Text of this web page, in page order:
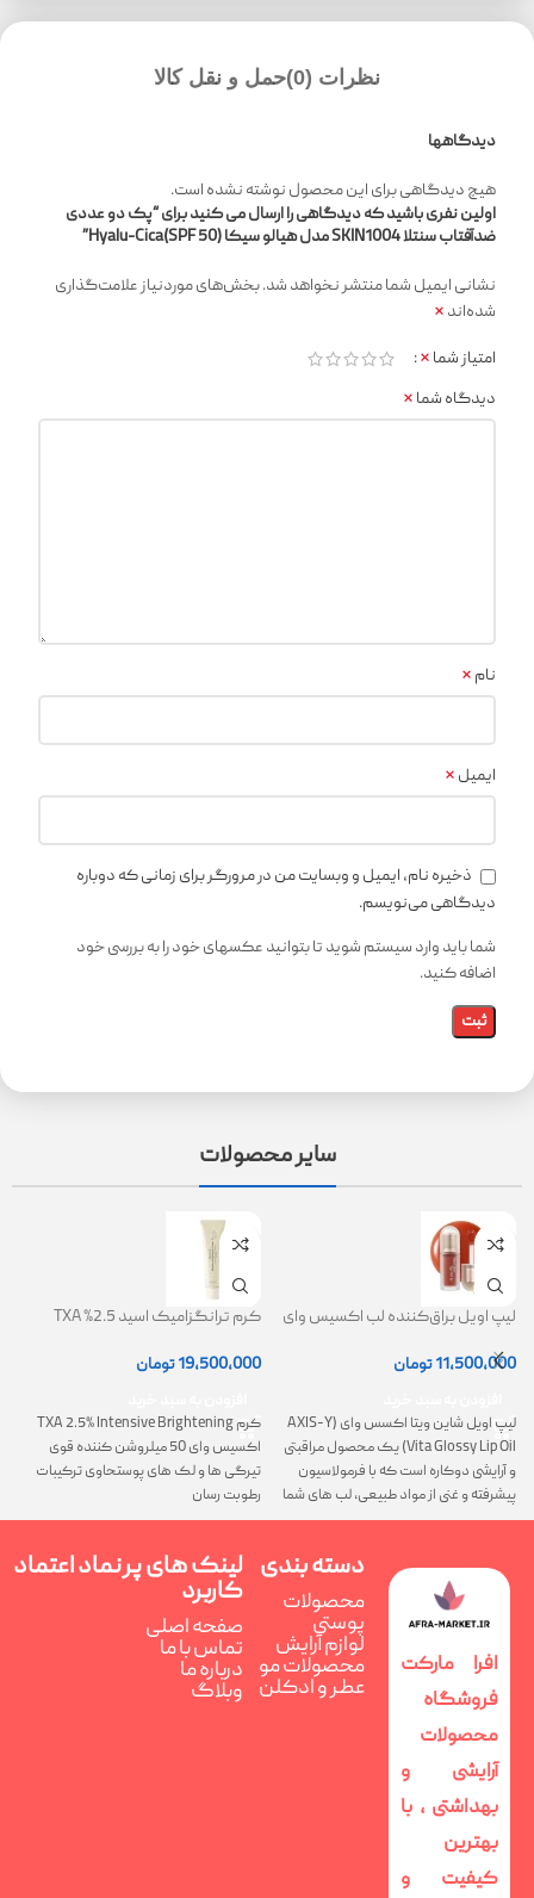
نظرات (0) حمل و نقل کالا
دیدگاهها
هیچ دیدگاهی برای این محصول نوشته نشده است.
اولین نفری باشید که دیدگاهی را ارسال می کنید برای “پک دو عددی
ضدآفتاب سنتلا SKIN1004 مدل هیالو سیکا Hyalu-Cica(SPF 50)”
نشانی ایمیل شما منتشر نخواهد شد.بخش‌های موردنیاز علامت‌گذاری
شده‌اند *
امتیاز شما *
دیدگاه شما *
نام *
ایمیل *
ذخیره نام، ایمیل و وبسایت من در مرورگر برای زمانی که دوباره
دیدگاهی می‌نویسم.
شما باید وارد سیستم شوید تا بتوانید عکسهای خود را به بررسی خود
اضافه کنید.
سایر محصولات
لیپ اویل براق‌کننده لب اکسیس وای
11,500,000تومان
لیپ اویل شاین ویتا اکسس وای (AXIS-Y
Vita Glossy Lip Oil) یک محصول مراقبتی
و آرایشی دوکاره است که با فرمولاسیون
پیشرفته و غنی از مواد طبیعی، لب های شما
را همزمان ترمیم، تغذیه و فوق العاده
کرم ترانگزامیک اسید 2.5% TXA
19,500,000تومان
کرم TXA 2.5% Intensive Brightening
اکسیس وای 50 میلروشن کننده قوی
تیرگی ها و لک های پوستحاوی ترکیبات
رطوبت رسان
افرا مارکت
فروشگاه
محصولات
آرایشی و
بهداشتی ، با
بهترین
کیفیت و
دسته بندی
محصولات
پوستی
لوازم آرایش
محصولات مو
عطر و ادکلن
لینک های پر
کاربرد
صفحه اصلی
تماس با ما
درباره ما
وبلاگ
نماد اعتماد